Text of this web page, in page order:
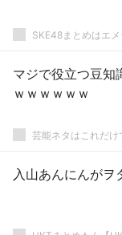
SKE48まとめはエメ
マジで役立つ豆知
ｗｗｗｗｗｗ
芸能ネタはこれだけ
入山あんにんがヲ